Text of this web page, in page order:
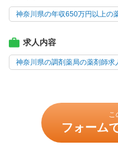
神奈川県の年収650万円以上の
求人内容
神奈川県の調剤薬局の薬剤師求
こ
フォーム